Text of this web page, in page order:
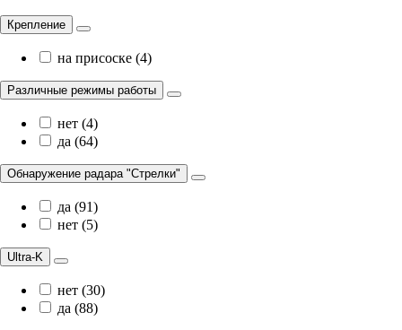
Крепление
на присоске (4)
Различные режимы работы
нет (4)
да (64)
Обнаружение радара "Стрелки"
да (91)
нет (5)
Ultra-K
нет (30)
да (88)